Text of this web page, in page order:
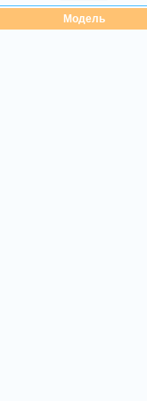
Модель